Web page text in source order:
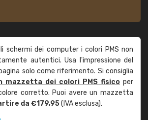
schermi dei computer i colori PMS non
autentici. Usa l'impressione del
solo come riferimento. Si consiglia
mazzetta dei colori PMS fisico per
corretto. Puoi avere un mazzetta
da €179,95(IVA esclusa).